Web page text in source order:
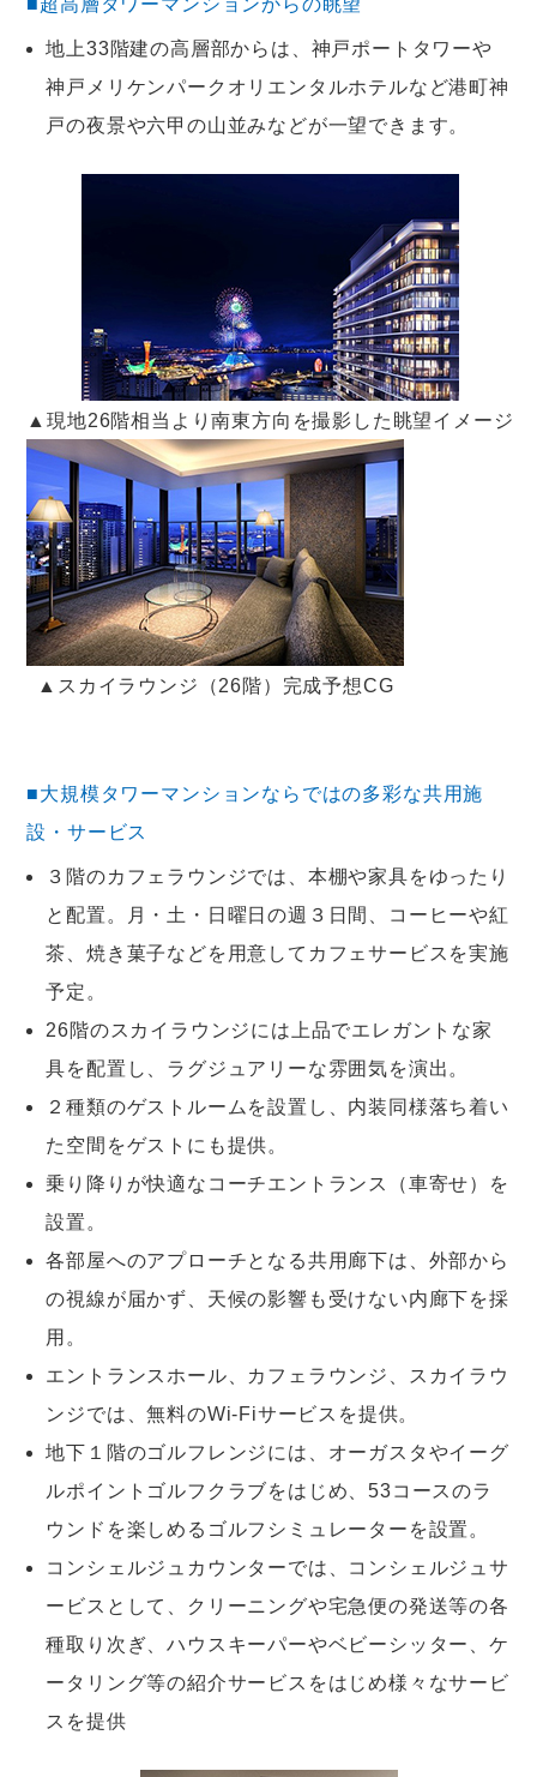
地上33階建の高層部からは、神戸ポートタワーや
神戸メリケンパークオリエンタルホテルなど港町神
戸の夜景や六甲の山並みなどが一望できます。
▲現地26階相当より南東方向を撮影した眺望イメージ
▲スカイラウンジ（26階）完成予想CG
■大規模タワーマンションならではの多彩な共用施
設・サービス
３階のカフェラウンジでは、本棚や家具をゆったり
と配置。月・土・日曜日の週３日間、コーヒーや紅
茶、焼き菓子などを用意してカフェサービスを実施
予定。
26階のスカイラウンジには上品でエレガントな家
具を配置し、ラグジュアリーな雰囲気を演出。
２種類のゲストルームを設置し、内装同様落ち着い
た空間をゲストにも提供。
乗り降りが快適なコーチエントランス（車寄せ）を
設置。
各部屋へのアプローチとなる共用廊下は、外部から
の視線が届かず、天候の影響も受けない内廊下を採
用。
エントランスホール、カフェラウンジ、スカイラウ
ンジでは、無料のWi-Fiサービスを提供。
地下１階のゴルフレンジには、オーガスタやイーグ
ルポイントゴルフクラブをはじめ、53コースのラ
ウンドを楽しめるゴルフシミュレーターを設置。
コンシェルジュカウンターでは、コンシェルジュサ
ービスとして、クリーニングや宅急便の発送等の各
種取り次ぎ、ハウスキーパーやベビーシッター、ケ
ータリング等の紹介サービスをはじめ様々なサービ
スを提供